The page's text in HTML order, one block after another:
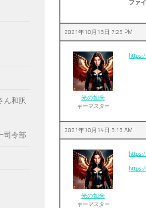
ファ
2021年10月13日 7:25 PM
光の如来
キーマスター
2021年10月14日 3:13 AM
光の如来
キーマスター
ん和訳
司令部